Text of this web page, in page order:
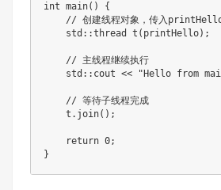
int main() {
// 创建线程对象，传入printHello
std::thread t(printHello);
// 主线程继续执行
std::cout << "Hello from
// 等待子线程完成
t.join();
return 0;
}